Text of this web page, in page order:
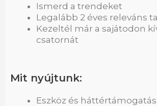
Ismerd a trendeket
Legalább 2 éves releváns
Kezeltél már a sajátodon
csatornát
Mit nyújtunk:
Eszköz és háttértámogatás